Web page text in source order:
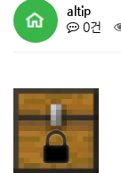
altip
0건